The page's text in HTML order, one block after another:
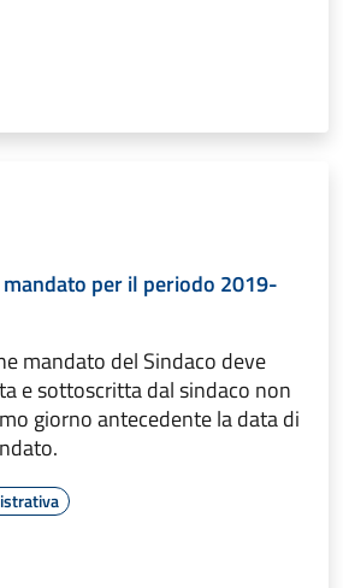
per il periodo 2019-
mandato del Sindaco deve
e sottoscritta dal sindaco non
giorno antecedente la data di